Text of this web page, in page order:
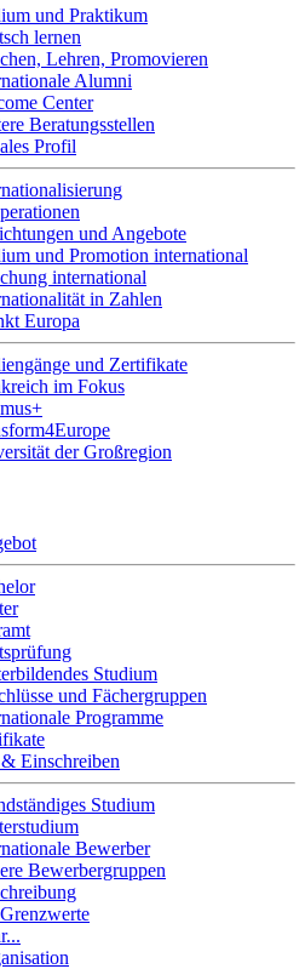
und Praktikum
lernen
Lehren, Promovieren
Alumni
Center
Beratungsstellen
Profil
und Angebote
und Promotion international
international
in Zahlen
Europa
und Zertifikate
im Fokus
der Großregion
Studium
und Fächergruppen
Programme
Einschreiben
Studium
Bewerber
Bewerbergruppen